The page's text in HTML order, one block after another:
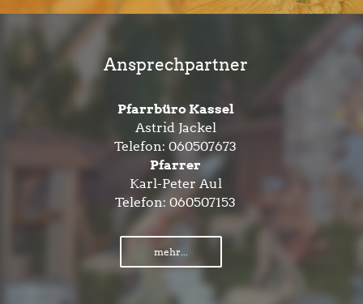
Ansprechpartner
Pfarrbüro Kassel
Astrid Jackel
Telefon: 060507673
Pfarrer
Karl-Peter Aul
Telefon: 060507153
mehr...